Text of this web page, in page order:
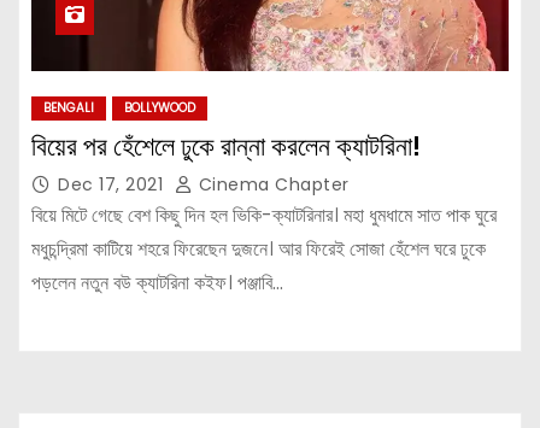
BENGALI BOLLYWOOD
বিয়ের পর হেঁশেলে ঢুকে রান্না করলেন ক্যাটরিনা!
Dec 17, 2021 Cinema Chapter
বিয়ে মিটে গেছে বেশ কিছু দিন হল ভিকি-ক্যাটরিনার। মহা ধুমধামে সাত পাক ঘুরে
মধুচন্দ্রিমা কাটিয়ে শহরে ফিরেছেন দুজনে। আর ফিরেই সোজা হেঁশেল ঘরে ঢুকে
পড়লেন নতুন বউ ক্যাটরিনা কইফ। পঞ্জাবি…